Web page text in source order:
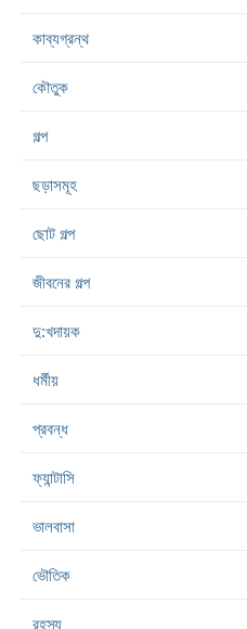
কাব্যগ্রন্থ
কৌতুক
গল্প
ছড়াসমূহ
ছোট গল্প
জীবনের গল্প
দু:খদায়ক
ধর্মীয়
প্রবন্ধ
ফ্যান্টাসি
ভালবাসা
ভৌতিক
রহস্য